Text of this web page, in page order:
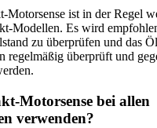
Motorsense ist in der Regel
Modellen. Es wird
zu überprüfen und das
regelmäßig überprüft und
Motorsense bei allen
verwenden?